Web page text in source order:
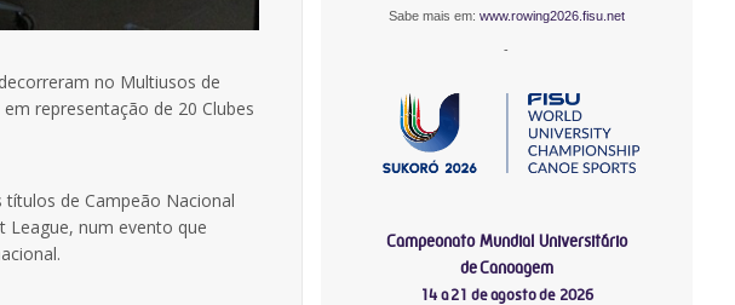
no Multiusos de
representação de 20 Clubes
de Campeão Nacional
League, num evento que
Sabe mais em: www.rowing2026.fisu.net
-
Campeonato Mundial Universitário
de Canoagem
14 a 21 de agosto de 2026